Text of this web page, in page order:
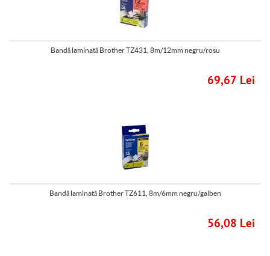
Bandă laminată Brother TZ431, 8m/12mm negru/rosu
69,67 Lei
Bandă laminată Brother TZ611, 8m/6mm negru/galben
56,08 Lei